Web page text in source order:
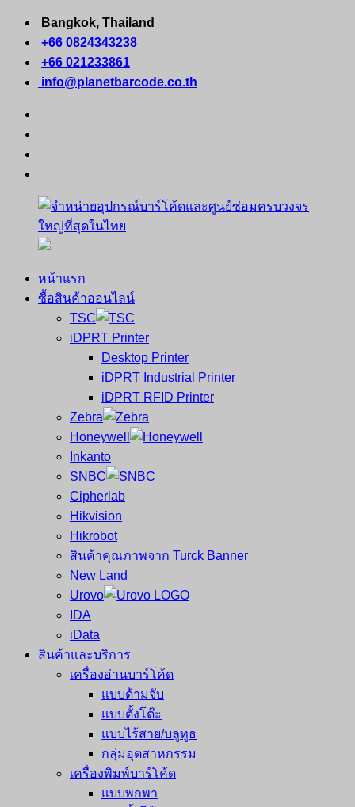
Skip
content
Bangkok, Thailand
+66 0824343238
+66 021233861
info@planetbarcode.co.th
จำหน่าย
คอมพิวเตอร์
หน้าแรก
ซื้อสินค้าออนไลน์
TSC
iDPRT Printer
Desktop Printer
iDPRT Industrial Printer
iDPRT RFID Printer
Zebra
Honeywell
Inkanto
SNBC
Cipherlab
Hikvision
Hikrobot
สินค้าคุณภาพจาก Turck Banner
New Land
Urovo
IDA
iData
สินค้าและบริการ
เครื่องอ่านบาร์โค้ด
แบบด้ามจับ
แบบตั้งโต๊ะ
แบบไร้สาย/บลูทูธ
กลุ่มอุตสาหกรรม
เครื่องพิมพ์บาร์โค้ด
แบบพกพา